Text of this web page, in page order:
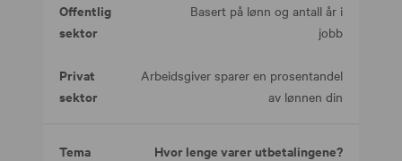
Basert på lønn og antall år i
jobb
Arbeidsgiver sparer en prosentandel
av lønnen din
Hvor lenge varer utbetalingene?